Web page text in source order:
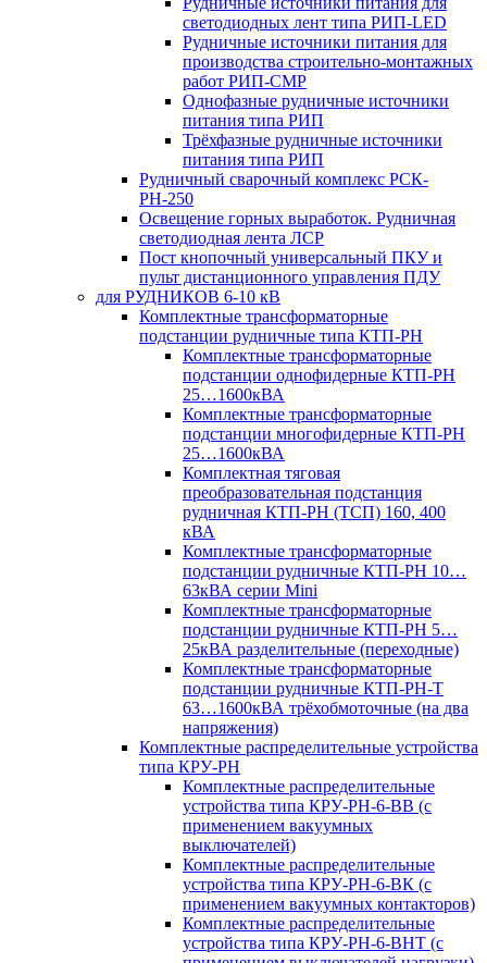
светодиодных лент типа РИП-LED
Рудничные источники питания для
производства строительно-монтажных
работ РИП-СМР
Однофазные рудничные источники
питания типа РИП
Трёхфазные рудничные источники
питания типа РИП
Рудничный сварочный комплекс РСК-
РН-250
Освещение горных выработок. Рудничная
светодиодная лента ЛСР
Пост кнопочный универсальный ПКУ и
пульт дистанционного управления ПДУ
для РУДНИКОВ 6-10 кВ
Комплектные трансформаторные
подстанции рудничные типа КТП-РН
Комплектные трансформаторные
подстанции однофидерные КТП-РН
25…1600кВА
Комплектные трансформаторные
подстанции многофидерные КТП-РН
25…1600кВА
Комплектная тяговая
преобразовательная подстанция
рудничная КТП-РН (ТСП) 160, 400
кВА
Комплектные трансформаторные
подстанции рудничные КТП-РН 10…
63кВА серии Mini
Комплектные трансформаторные
подстанции рудничные КТП-РН 5…
25кВА разделительные (переходные)
Комплектные трансформаторные
подстанции рудничные КТП-РН-Т
63…1600кВА трёхобмоточные (на два
напряжения)
Комплектные распределительные устройства
типа КРУ-РН
Комплектные распределительные
устройства типа КРУ-РН-6-ВВ (с
применением вакуумных
выключателей)
Комплектные распределительные
устройства типа КРУ-РН-6-ВК (с
применением вакуумных контакторов)
Комплектные распределительные
устройства типа КРУ-РН-6-ВНТ (с